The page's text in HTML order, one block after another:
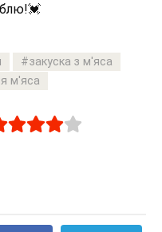
закуска з м'яса
м'яса